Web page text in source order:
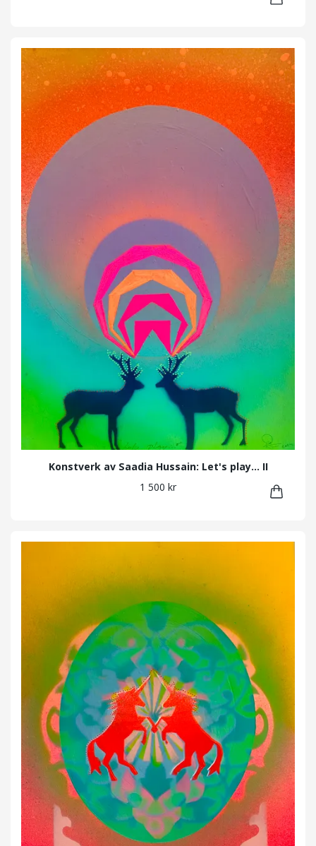
Konstverk av Saadia Hussain: Let's play... II
1 500 kr